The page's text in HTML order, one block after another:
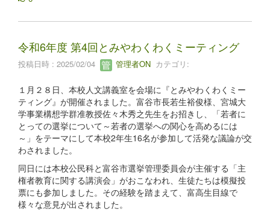
令和6年度 第4回とみやわくわくミーティング
投稿日時 : 2025/02/04 管理者ON カテゴリ:
１月２８日、本校人文講義室を会場に『とみやわくわくミー
ティング』が開催されました。富谷市長若生裕俊様、宮城大
学事業構想学群准教授佐々木秀之先生をお招きし、「若者に
とっての選挙について～若者の選挙への関心を高めるには
～」をテーマにして本校2年生16名が参加して活発な議論が交
わされました。
同日には本校公民科と富谷市選挙管理委員会が主催する「主
権者教育に関する講演会」がおこなわれ、生徒たちは模擬投
票にも参加しました。その経験を踏まえて、富高生目線で
様々な意見が出されました。